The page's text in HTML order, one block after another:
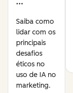
Saiba como
lidar com os
principais
desafios
éticos no
uso de IA no
marketing.